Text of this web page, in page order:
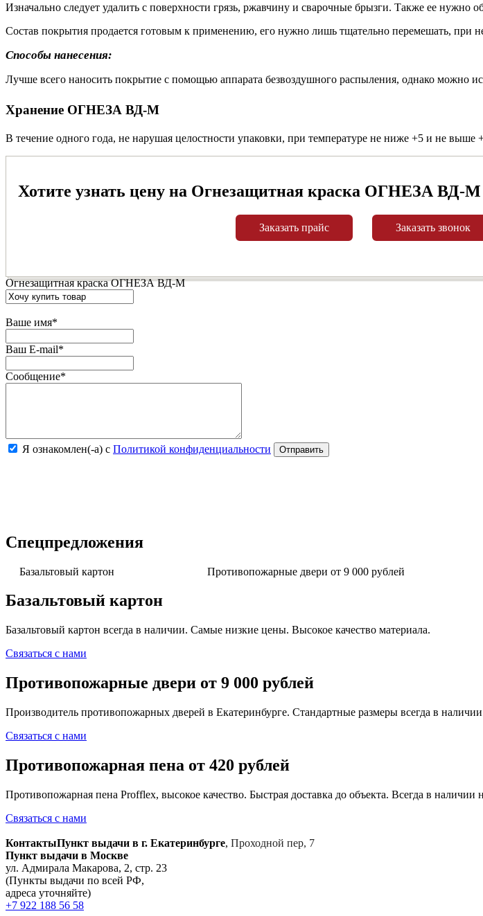
Изначально следует удалить с поверхности грязь, ржавчину и сварочные брызги. Также ее нужно
Состав покрытия продается готовым к применению, его нужно лишь тщательно перемешать, при
Способы нанесения:
Лучше всего наносить покрытие с помощью аппарата безвоздушного распыления, однако можно
Хранение ОГНЕЗА ВД-М
В течение одного года, не нарушая целостности упаковки, при температуре не ниже +5 и не выше
Хотите узнать цену на Огнезащитная краска ОГНЕЗА ВД-М
Заказать прайс Заказать звонок
Огнезащитная краска ОГНЕЗА ВД-М
Ваше имя*
Ваш E-mail*
Сообщение*
Я ознакомлен(-а) с Политикой конфиденциальности
Спецпредложения
Базальтовый картон Противопожарные двери от 9 000 рублей
Базальтовый картон
Базальтовый картон всегда в наличии. Самые низкие цены. Высокое качество материала.
Связаться с нами
Противопожарные двери от 9 000 рублей
Производитель противопожарных дверей в Екатеринбурге. Стандартные размеры всегда в
Связаться с нами
Противопожарная пена от 420 рублей
Противопожарная пена Profflex, высокое качество. Быстрая доставка до объекта. Всегда в наличии
Связаться с нами
КонтактыПункт выдачи в г. Екатеринбурге, Проходной пер, 7
Пункт выдачи в Москве
ул. Адмирала Макарова, 2, стр. 23
(Пункты выдачи по всей РФ,
адреса уточняйте)
+7 922 188 56 58